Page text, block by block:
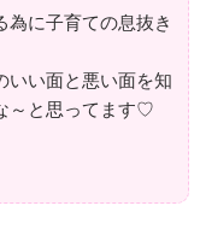
に子育ての息抜き
いい面と悪い面を知
～と思ってます♡